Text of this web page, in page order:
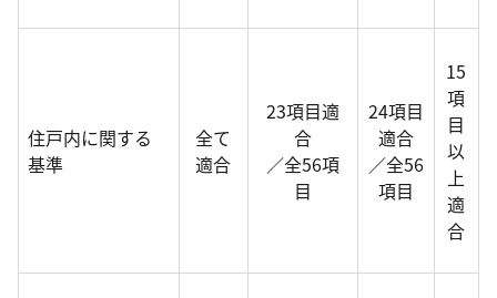
住戸内に関する
基準
全て
適合
23項目適
合
／全56項
目
24項目
適合
／全56
項目
15
項
目
以
上
適
合